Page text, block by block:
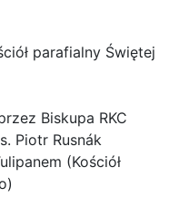
parafialny Świętej
Biskupa RKC
Piotr Rusnák
(Kościół